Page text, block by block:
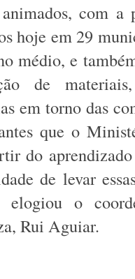
com a
hoje em 29
médio, e
de
em torno das
que o
do
de levar
elogiou o
Rui Aguiar.